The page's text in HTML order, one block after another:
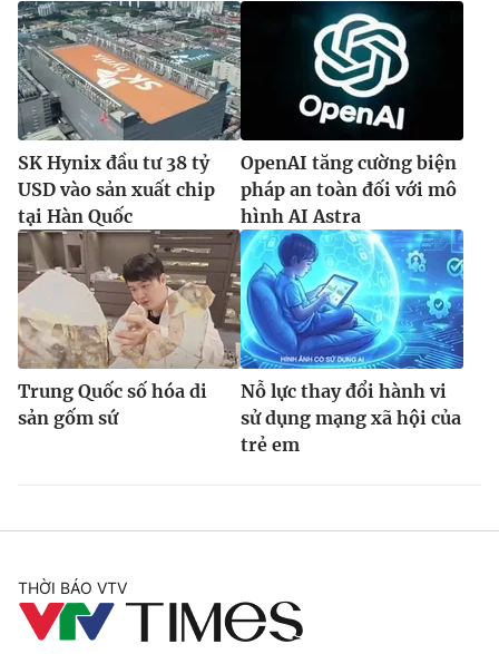
SK Hynix đầu tư 38 tỷ
USD vào sản xuất chip
tại Hàn Quốc
OpenAI tăng cường biện
pháp an toàn đối với mô
hình AI Astra
Trung Quốc số hóa di
sản gốm sứ
Nỗ lực thay đổi hành vi
sử dụng mạng xã hội của
trẻ em
THỜI BÁO VTV